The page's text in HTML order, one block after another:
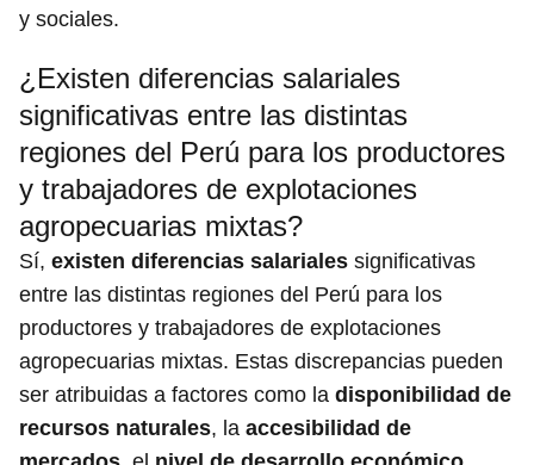
y sociales.
¿Existen diferencias salariales
significativas entre las distintas
regiones del Perú para los productores
y trabajadores de explotaciones
agropecuarias mixtas?
Sí, existen diferencias salariales significativas
entre las distintas regiones del Perú para los
productores y trabajadores de explotaciones
agropecuarias mixtas. Estas discrepancias pueden
ser atribuidas a factores como la disponibilidad de
recursos naturales, la accesibilidad de